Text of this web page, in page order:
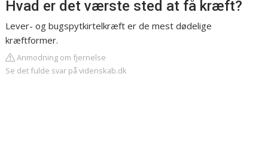
Hvad er det værste sted at få kræft?
Lever- og bugspytkirtelkræft er de mest dødelige
kræftformer.
Anmodning om fjernelse
Se det fulde svar på videnskab.dk